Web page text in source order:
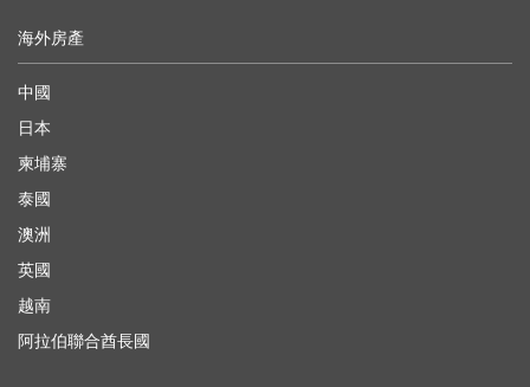
海外房產
中國
日本
柬埔寨
泰國
澳洲
英國
越南
阿拉伯聯合酋長國